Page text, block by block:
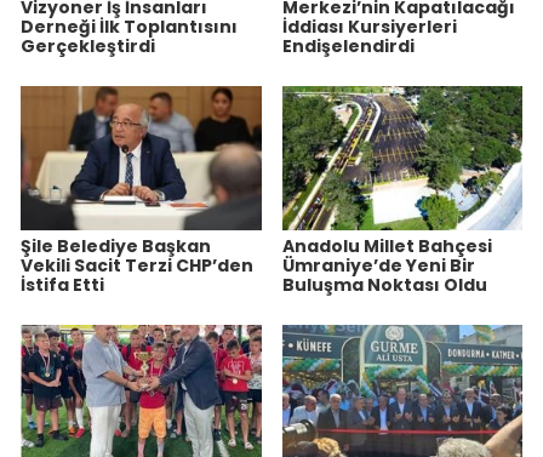
Vizyoner İş İnsanları
Derneği İlk Toplantısını
Gerçekleştirdi
Merkezi’nin Kapatılacağı
İddiası Kursiyerleri
Endişelendirdi
Şile Belediye Başkan
Vekili Sacit Terzi CHP’den
İstifa Etti
Anadolu Millet Bahçesi
Ümraniye’de Yeni Bir
Buluşma Noktası Oldu